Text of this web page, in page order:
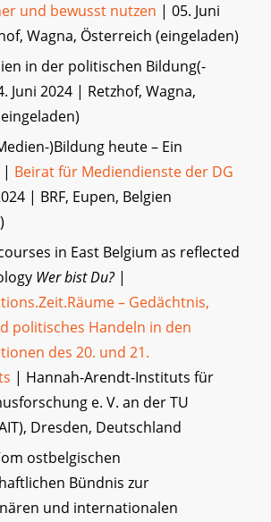
und bewusst nutzen | 05. Juni
Wagna, Österreich (eingeladen)
in der politischen Bildung(-
Juni 2024 | Retzhof, Wagna,
)Bildung heute – Ein
| Beirat für Mediendienste der DG
| BRF, Eupen, Belgien
in East Belgium as reflected
Wer bist Du?|
– Gedächtnis,
politisches Handeln in den
des 20. und 21.
| Hannah-Arendt-Instituts für
e. V. an der TU
Dresden, Deutschland
ostbelgischen
Bündnis zur
und internationalen